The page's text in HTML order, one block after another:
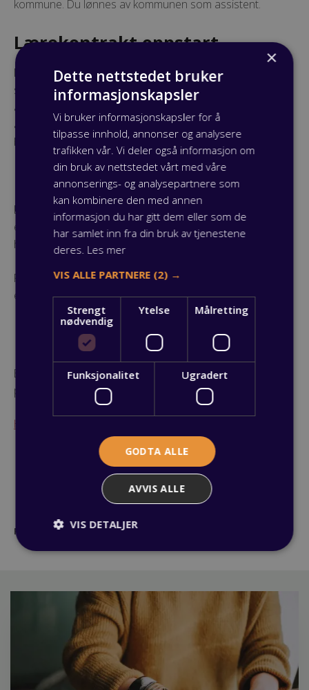
kommune. Du lønnes av kommunen som assistent.
Lærekontrakt oppstart
Når du har fullført og bestått både Vg1 og Vg2, kan du
starte på fagbrevet. Læretidens lengde avhenger blant
annet av hvilke fellesfag, formell kompetanse og ­tidligere
arbeidserfaring den enkelte deltaker har. Læretiden
beregnes individuelt­ og er minimum 12 ­måneder.
Fagbrevet
Etter endt læretid, skal du gjennomføre fagprøven. Dette
er ditt endelige bevis på at du er utdannet
helsefagarbeider.
Fagbrev utstedes når programfag, fellesfag og fagprøve
er bestått.
Interessert i å vite mer?
Besøk mennihelse.nofor mer informasjon om
programmet, og for å se om du oppfyller kravene.
Har du spørsmål til OKViken? Kontakt oss her
Publisert: 14 januar 2025
×
Dette nettstedet bruker
informasjonskapsler
Vi bruker informasjonskapsler for å
tilpasse innhold, annonser og analysere
trafikken vår. Vi deler også informasjon om
din bruk av nettstedet vårt med våre
annonserings- og analysepartnere som
kan kombinere den med annen
informasjon du har gitt dem eller som de
har samlet inn fra din bruk av tjenestene
deres. Les mer
VIS ALLE PARTNERE (2) →
Strengt
nødvendig
Ytelse Målretting
Funksjonalitet Ugradert
GODTA ALLE
AVVIS ALLE
VIS DETALJER